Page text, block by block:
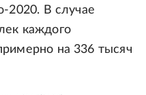
2020. В случае
каждого
на 336 тысяч